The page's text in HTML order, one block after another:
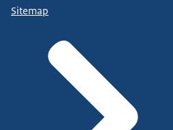
Sitemap